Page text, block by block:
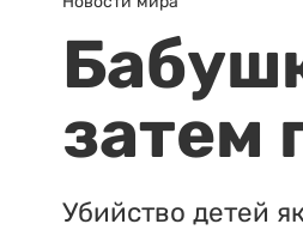
затем
Убийство детей